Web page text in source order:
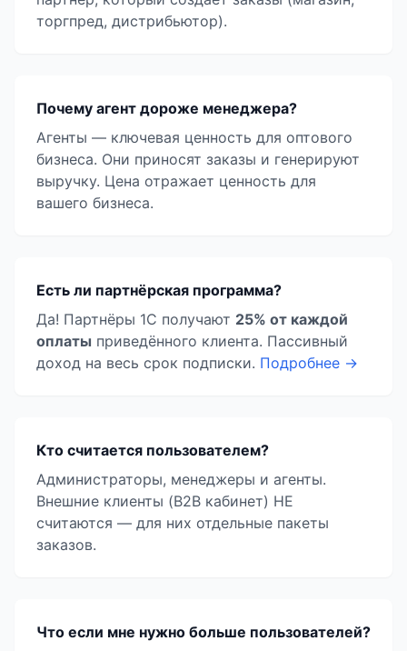
торгпред, дистрибьютор).
Почему агент дороже менеджера?
Агенты — ключевая ценность для оптового
бизнеса. Они приносят заказы и генерируют
выручку. Цена отражает ценность для
вашего бизнеса.
Есть ли партнёрская программа?
Да! Партнёры 1С получают 25% от каждой
оплаты приведённого клиента. Пассивный
доход на весь срок подписки. Подробнее →
Кто считается пользователем?
Администраторы, менеджеры и агенты.
Внешние клиенты (B2B кабинет) НЕ
считаются — для них отдельные пакеты
заказов.
Что если мне нужно больше пользователей?